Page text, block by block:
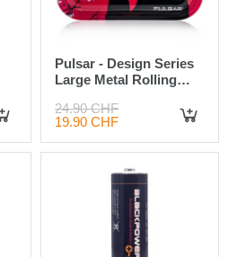
Pulsar - Design Series
Large Metal Rolling
24.90 CHF
19.90 CHF